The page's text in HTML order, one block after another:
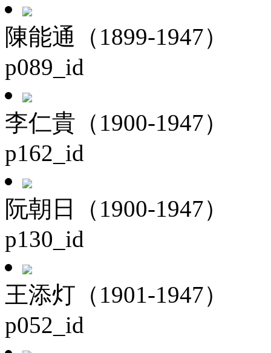
陳能通（1899-1947）
p089_id
李仁貴（1900-1947）
p162_id
阮朝日（1900-1947）
p130_id
王添灯（1901-1947）
p052_id